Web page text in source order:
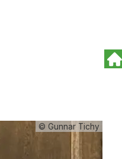
© Gunnar Tichy